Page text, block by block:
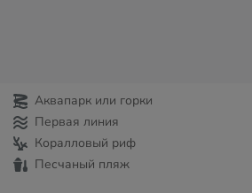
Аквапарк или горки
Первая линия
Коралловый риф
Песчаный пляж